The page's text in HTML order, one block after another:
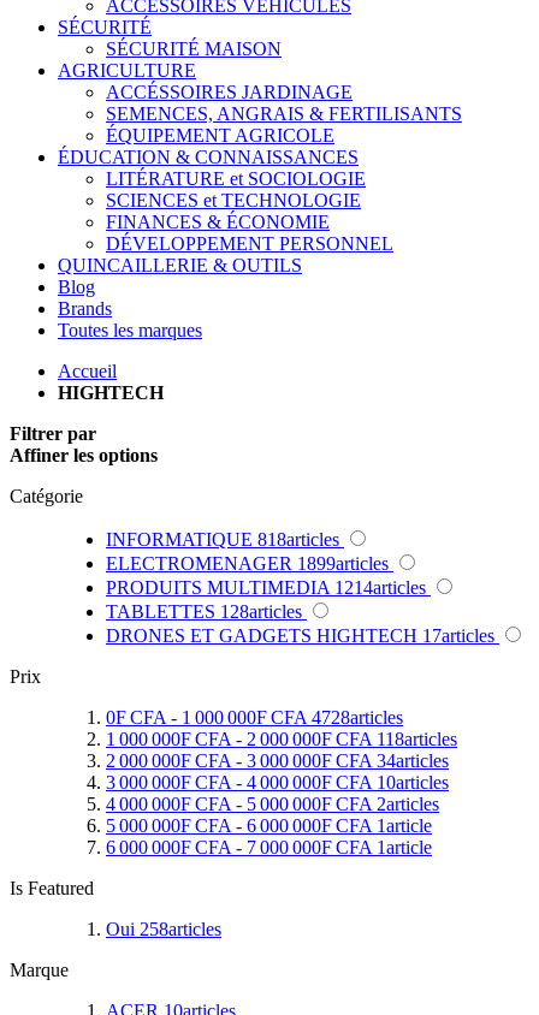
ACCÉSSOIRES VÉHICULES
SÉCURITÉ
SÉCURITÉ MAISON
AGRICULTURE
ACCÉSSOIRES JARDINAGE
SEMENCES, ANGRAIS & FERTILISANTS
ÉQUIPEMENT AGRICOLE
ÉDUCATION & CONNAISSANCES
LITÉRATURE et SOCIOLOGIE
SCIENCES et TECHNOLOGIE
FINANCES & ÉCONOMIE
DÉVELOPPEMENT PERSONNEL
QUINCAILLERIE & OUTILS
Blog
Brands
Toutes les marques
Accueil
HIGHTECH
Filtrer par
Affiner les options
Catégorie
INFORMATIQUE 818articles
ELECTROMENAGER 1899articles
PRODUITS MULTIMEDIA 1214articles
TABLETTES 128articles
DRONES ET GADGETS HIGHTECH 17articles
Prix
0F CFA - 1 000 000F CFA 4728articles
1 000 000F CFA - 2 000 000F CFA 118articles
2 000 000F CFA - 3 000 000F CFA 34articles
3 000 000F CFA - 4 000 000F CFA 10articles
4 000 000F CFA - 5 000 000F CFA 2articles
5 000 000F CFA - 6 000 000F CFA 1article
6 000 000F CFA - 7 000 000F CFA 1article
Is Featured
Oui 258articles
Marque
ACER 10articles